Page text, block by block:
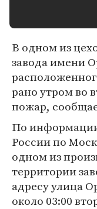
В одном из
завода имени
рано утром во
пожар,
По
России по
одном из
территории
адресу улица
около 03:00